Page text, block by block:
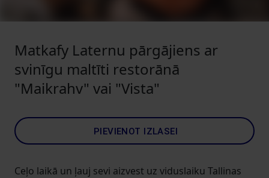
Matkafy Laternu pārgājiens ar
svinīgu maltīti restorānā
"Maikrahv" vai "Vista"
PIEVIENOT IZLASEI
Ceļo laikā un ļauj sevi aizvest uz viduslaiku Tallinas